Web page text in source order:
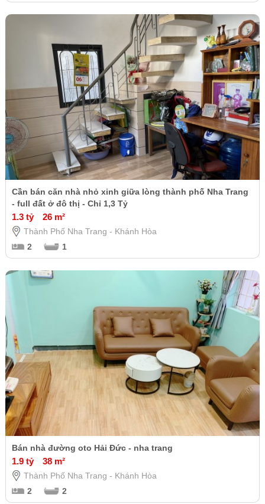
Cần bán căn nhà nhỏ xinh giữa lòng thành phố Nha Trang
- full đất ở đô thị - Chỉ 1,3 Tỷ
1.3 tỷ 26 m²
Thành Phố Nha Trang - Khánh Hòa
2
1
Bán nhà đường oto Hải Đức - nha trang
1.9 tỷ 38 m²
Thành Phố Nha Trang - Khánh Hòa
2
2